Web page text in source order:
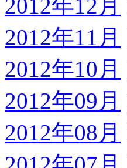
2012年12月
2012年11月
2012年10月
2012年09月
2012年08月